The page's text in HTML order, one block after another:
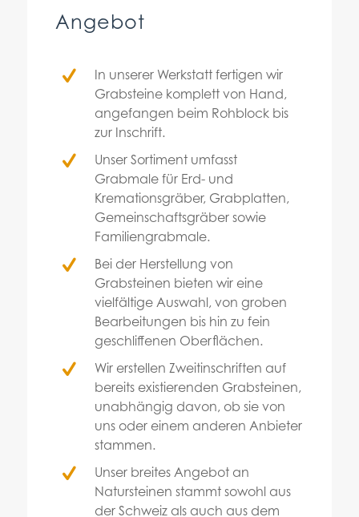
Angebot
In unserer Werkstatt fertigen wir
Grabsteine komplett von Hand,
angefangen beim Rohblock bis
zur Inschrift.
Unser Sortiment umfasst
Grabmale für Erd- und
Kremationsgräber, Grabplatten,
Gemeinschaftsgräber sowie
Familiengrabmale.
Bei der Herstellung von
Grabsteinen bieten wir eine
vielfältige Auswahl, von groben
Bearbeitungen bis hin zu fein
geschliffenen Oberflächen.
Wir erstellen Zweitinschriften auf
bereits existierenden Grabsteinen,
unabhängig davon, ob sie von
uns oder einem anderen Anbieter
stammen.
Unser breites Angebot an
Natursteinen stammt sowohl aus
der Schweiz als auch aus dem